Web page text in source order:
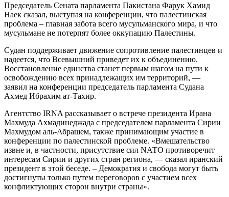
Председатель Сената парламента Пакистана Фарук Хамид
Наек сказал, выступая на конференции, что палестинская
проблема – главная забота всего мусульманского мира, и что
мусульмане не потерпят более оккупацию Палестины.
Судан поддерживает движение сопротивление палестинцев и
надеется, что Всевышний приведет их к объединению.
Восстановление единства станет первым шагом на пути к
освобождению всех принадлежащих им территорий, —
заявил на конференции председатель парламента Судана
Ахмед Ибрахим ат-Тахир.
Агентство IRNA рассказывает о встрече президента Ирана
Махмуда Ахмадинеджада с председателем парламента Сирии
Махмудом аль-Абрашем, также принимающим участие в
конференции по палестинской проблеме. «Вмешательство
извне и, в частности, присутствие сил NАТО противоречит
интересам Сирии и других стран региона, — сказал иранский
президент в этой беседе. – Демократия и свобода могут быть
достигнуты только путем переговоров с участием всех
конфликтующих сторон внутри страны».